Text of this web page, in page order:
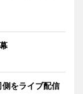
をライブ配信